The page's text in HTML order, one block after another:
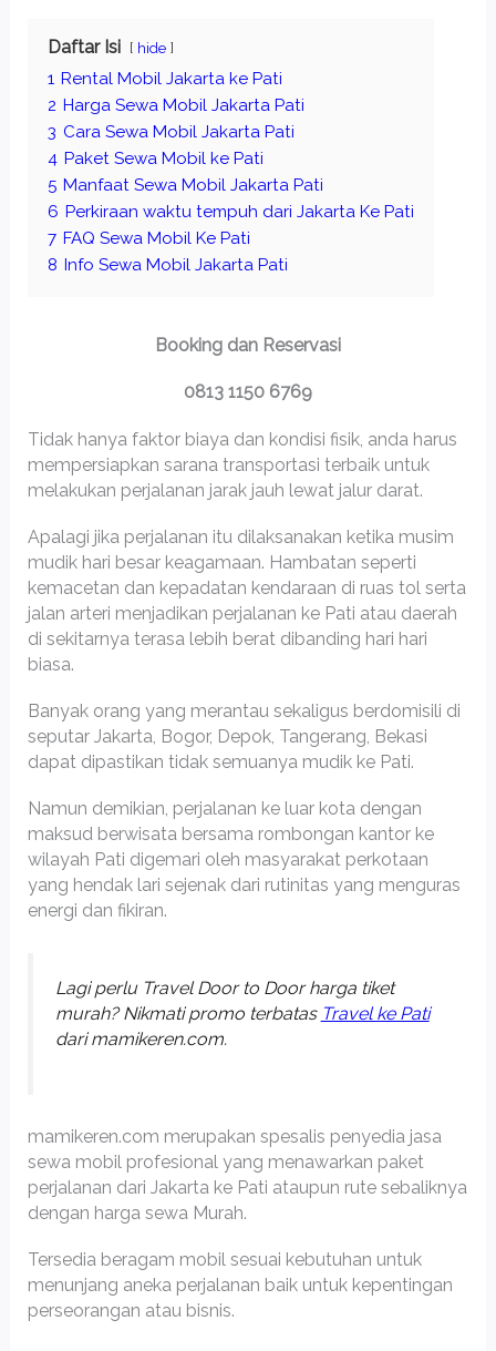
Daftar Isi hide
1 Rental Mobil Jakarta ke Pati
2 Harga Sewa Mobil Jakarta Pati
3 Cara Sewa Mobil Jakarta Pati
4 Paket Sewa Mobil ke Pati
5 Manfaat Sewa Mobil Jakarta Pati
6 Perkiraan waktu tempuh dari Jakarta Ke Pati
7 FAQ Sewa Mobil Ke Pati
8 Info Sewa Mobil Jakarta Pati
Booking dan Reservasi
0813 1150 6769
Tidak hanya faktor biaya dan kondisi fisik, anda harus
mempersiapkan sarana transportasi terbaik untuk
melakukan perjalanan jarak jauh lewat jalur darat.
Apalagi jika perjalanan itu dilaksanakan ketika musim
mudik hari besar keagamaan. Hambatan seperti
kemacetan dan kepadatan kendaraan di ruas tol serta
jalan arteri menjadikan perjalanan ke Pati atau daerah
di sekitarnya terasa lebih berat dibanding hari hari
biasa.
Banyak orang yang merantau sekaligus berdomisili di
seputar Jakarta, Bogor, Depok, Tangerang, Bekasi
dapat dipastikan tidak semuanya mudik ke Pati.
Namun demikian, perjalanan ke luar kota dengan
maksud berwisata bersama rombongan kantor ke
wilayah Pati digemari oleh masyarakat perkotaan
yang hendak lari sejenak dari rutinitas yang menguras
energi dan fikiran.
Lagi perlu Travel Door to Door harga tiket
murah? Nikmati promo terbatas Travel ke Pati
dari mamikeren.com.
mamikeren.com merupakan spesalis penyedia jasa
sewa mobil profesional yang menawarkan paket
perjalanan dari Jakarta ke Pati ataupun rute sebaliknya
dengan harga sewa Murah.
Tersedia beragam mobil sesuai kebutuhan untuk
menunjang aneka perjalanan baik untuk kepentingan
perseorangan atau bisnis.